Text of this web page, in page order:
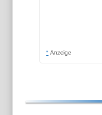
* Anzeige